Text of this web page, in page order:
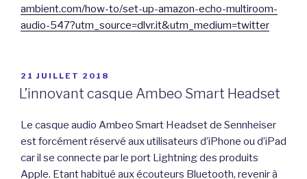
ambient.com/how-to/set-up-amazon-echo-multiroom-
audio-547?utm_source=dlvr.it&utm_medium=twitter
PUBLIÉ
LE
21 JUILLET 2018
L’innovant casque Ambeo Smart Headset
Le casque audio Ambeo Smart Headset de Sennheiser
est forcément réservé aux utilisateurs d’iPhone ou d’iPad
car il se connecte par le port Lightning des produits
Apple. Etant habitué aux écouteurs Bluetooth, revenir à